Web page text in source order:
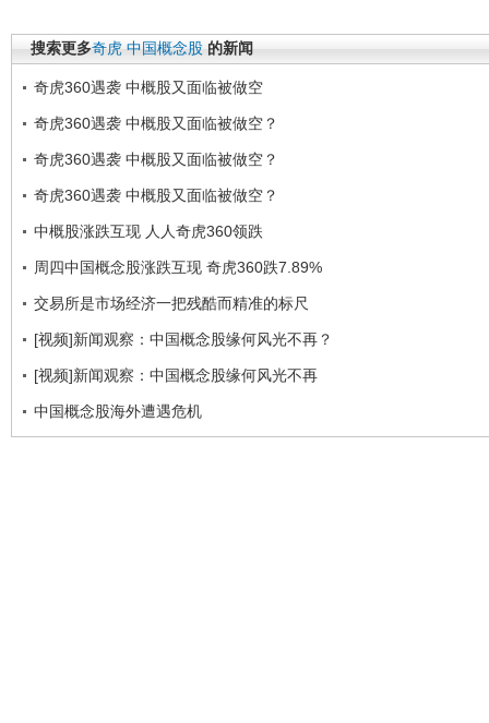
搜索更多奇虎 中国概念股 的新闻
奇虎360遇袭 中概股又面临被做空
奇虎360遇袭 中概股又面临被做空？
奇虎360遇袭 中概股又面临被做空？
奇虎360遇袭 中概股又面临被做空？
中概股涨跌互现 人人奇虎360领跌
周四中国概念股涨跌互现 奇虎360跌7.89%
交易所是市场经济一把残酷而精准的标尺
[视频]新闻观察：中国概念股缘何风光不再？
[视频]新闻观察：中国概念股缘何风光不再
中国概念股海外遭遇危机